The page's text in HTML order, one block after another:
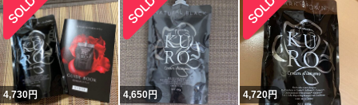
4,730円 4,650円 4,720円